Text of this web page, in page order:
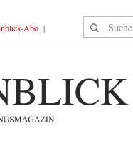
Abo Suche nach: